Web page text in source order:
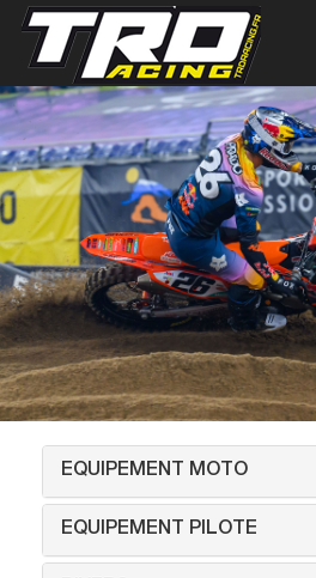
EQUIPEMENT MOTO
EQUIPEMENT PILOTE